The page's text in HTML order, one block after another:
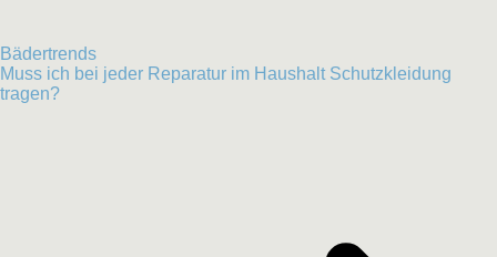
Bädertrends
Muss ich bei jeder Reparatur im Haushalt Schutzkleidung
tragen?